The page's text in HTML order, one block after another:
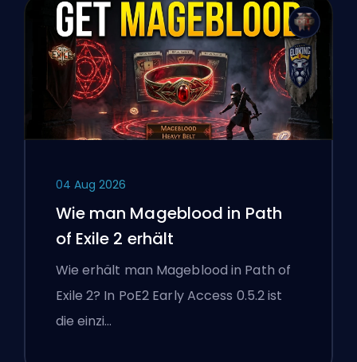
04 Aug 2026
Wie man Mageblood in Path
of Exile 2 erhält
Wie erhält man Mageblood in Path of
Exile 2? In PoE2 Early Access 0.5.2 ist
die einzi…